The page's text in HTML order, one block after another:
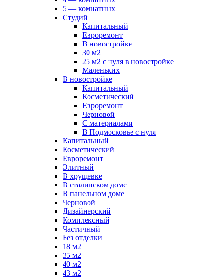
5 — комнатных
Студий
Капитальный
Евроремонт
В новостройке
30 м2
25 м2 с нуля в новостройке
Маленьких
В новостройке
Капитальный
Косметический
Евроремонт
Черновой
С материалами
В Подмосковье с нуля
Капитальный
Косметический
Евроремонт
Элитный
В хрущевке
В сталинском доме
В панельном доме
Черновой
Дизайнерский
Комплексный
Частичный
Без отделки
18 м2
35 м2
40 м2
43 м2